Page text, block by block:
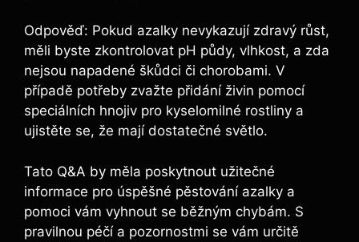
Odpověď: Pokud azalky ⁢nevykazují zdravý růst,​
měli‍ byste zkontrolovat ‌pH půdy,‍ vlhkost, a zda
nejsou ⁤napadené ⁤škůdci či⁤ chorobami. V
případě ⁤potřeby zvažte přidání ⁢živin pomocí‍
speciálních ⁤hnojiv​ pro kyselomilné ⁢rostliny a
ujistěte se, že mají dostatečné světlo.
Tato Q&A by měla ​poskytnout​ užitečné
informace pro‌ úspěšné pěstování‍ azalky a
pomoci vám⁣ vyhnout se ⁢běžným chybám. S
pravilnou péčí ​a pozornostmi se vám určitě